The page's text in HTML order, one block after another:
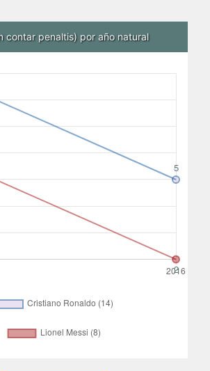
contar penaltis) por año natural